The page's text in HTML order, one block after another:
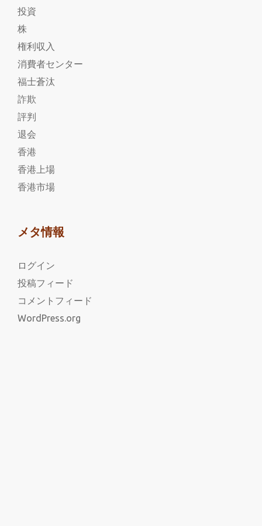
投資
株
権利収入
消費者センター
福士蒼汰
詐欺
評判
退会
香港
香港上場
香港市場
メタ情報
ログイン
投稿フィード
コメントフィード
WordPress.org